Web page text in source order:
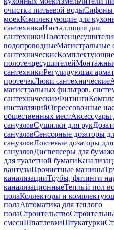
очистки питьевой водыСифоны
моекКомплектующие для
сантехникаИнсталляции для
сантехникиПолотенцесушители
водопроводныеМагистральные
сантехническиеКомплектующие
полотенцесушителей
сантехникиРегулирующая
протечекЛюки сантехнические
магистральных фильтров,
сантехническихФитинги
инсталляцийОпрессовочные
общественных местАксессуары
санузловСушилки для рук
санузловСенсорные дозаторы
санузловЛоктевые дозаторы
санузловДиспенсеры для
для туалетной бумаги
вантузыПрочистные машины
канализацииТрубы, фитинги
канализационныеТеплый пол
полаКоллекторы и
полаАвтоматика для теплого
полаСтроительство
смесиШпатлевкиШтукатурки